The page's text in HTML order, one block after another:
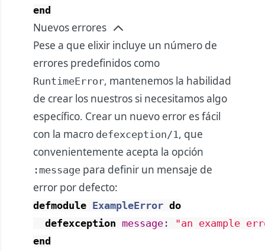
end
Nuevos errores
Pese a que elixir incluye un número de
errores predefinidos como
RuntimeError, mantenemos la habilidad
de crear los nuestros si necesitamos algo
específico. Crear un nuevo error es fácil
con la macro defexception/1, que
convenientemente acepta la opción
:message para definir un mensaje de
error por defecto:
defmodule ExampleError do
defexception message :
"an example
end